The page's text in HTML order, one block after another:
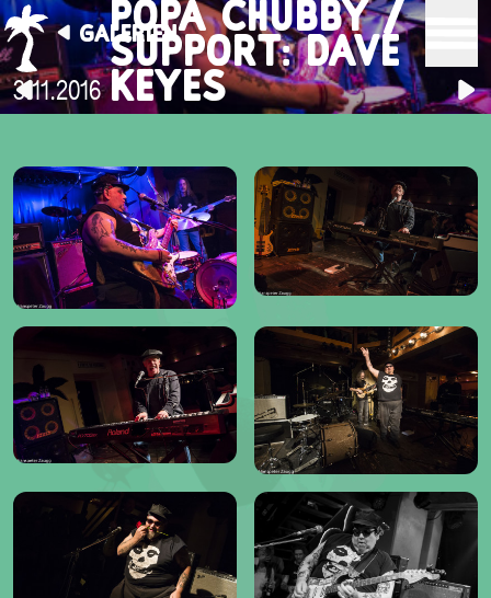
GALERIEN
3.11.2016
POPA CHUBBY /
SUPPORT: DAVE
KEYES